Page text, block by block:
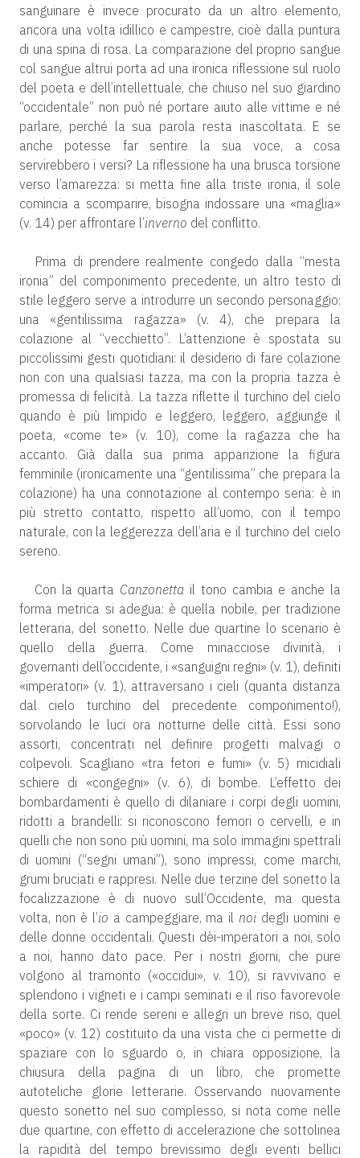
sanguinare è invece procurato da un altro elemento,
ancora una volta idillico e campestre, cioè dalla puntura
di una spina di rosa. La comparazione del proprio sangue
col sangue altrui porta ad una ironica riflessione sul ruolo
del poeta e dell’intellettuale, che chiuso nel suo giardino
“occidentale” non può né portare aiuto alle vittime e né
parlare, perché la sua parola resta inascoltata. E se
anche potesse far sentire la sua voce, a cosa
servirebbero i versi? La riflessione ha una brusca torsione
verso l’amarezza: si metta fine alla triste ironia, il sole
comincia a scomparire, bisogna indossare una «maglia»
(v. 14) per affrontare l’inverno del conflitto.
Prima di prendere realmente congedo dalla “mesta
ironia” del componimento precedente, un altro testo di
stile leggero serve a introdurre un secondo personaggio:
una «gentilissima ragazza» (v. 4), che prepara la
colazione al “vecchietto”. L’attenzione è spostata su
piccolissimi gesti quotidiani: il desiderio di fare colazione
non con una qualsiasi tazza, ma con la propria tazza è
promessa di felicità. La tazza riflette il turchino del cielo
quando è più limpido e leggero, leggero, aggiunge il
poeta, «come te» (v. 10), come la ragazza che ha
accanto. Già dalla sua prima apparizione la figura
femminile (ironicamente una “gentilissima” che prepara la
colazione) ha una connotazione al contempo seria: è in
più stretto contatto, rispetto all’uomo, con il tempo
naturale, con la leggerezza dell’aria e il turchino del cielo
sereno.
Con la quarta Canzonetta il tono cambia e anche la
forma metrica si adegua: è quella nobile, per tradizione
letteraria, del sonetto. Nelle due quartine lo scenario è
quello della guerra. Come minacciose divinità, i
governanti dell’occidente, i «sanguigni regni» (v. 1), definiti
«imperatori» (v. 1), attraversano i cieli (quanta distanza
dal cielo turchino del precedente componimento!),
sorvolando le luci ora notturne delle città. Essi sono
assorti, concentrati nel definire progetti malvagi o
colpevoli. Scagliano «tra fetori e fumi» (v. 5) micidiali
schiere di «congegni» (v. 6), di bombe. L’effetto dei
bombardamenti è quello di dilaniare i corpi degli uomini,
ridotti a brandelli: si riconoscono femori o cervelli, e in
quelli che non sono più uomini, ma solo immagini spettrali
di uomini (“segni umani”), sono impressi, come marchi,
grumi bruciati e rappresi. Nelle due terzine del sonetto la
focalizzazione è di nuovo sull’Occidente, ma questa
volta, non è l’io a campeggiare, ma ilnoi degli uomini e
delle donne occidentali. Questi dèi-imperatori a noi, solo
a noi, hanno dato pace. Per i nostri giorni, che pure
volgono al tramonto («occidui», v. 10), si ravvivano e
splendono i vigneti e i campi seminati e il riso favorevole
della sorte. Ci rende sereni e allegri un breve riso, quel
«poco» (v. 12) costituito da una vista che ci permette di
spaziare con lo sguardo o, in chiara opposizione, la
chiusura della pagina di un libro, che promette
autoteliche glorie letterarie. Osservando nuovamente
questo sonetto nel suo complesso, si nota come nelle
due quartine, con effetto di accelerazione che sottolinea
la rapidità del tempo brevissimo degli eventi bellici